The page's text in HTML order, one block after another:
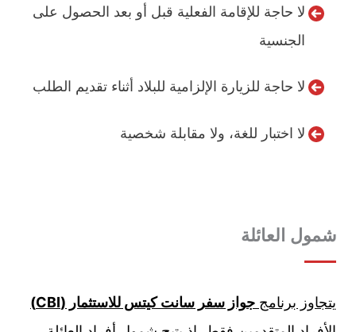
لا حاجة للإقامة الفعلية قبل أو بعد الحصول على
الجنسية
لا حاجة للزيارة الإلزامية للبلاد أثناء تقديم الطلب
لا اختبار للغة، ولا مقابلة شخصية
شمول العائلة
يتجاوز برنامج جواز سفر سانت كيتس للاستثمار (CBI)